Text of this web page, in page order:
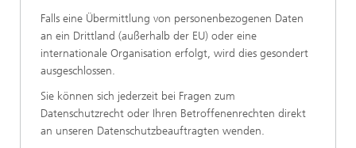
Falls eine Übermittlung von personenbezogenen Daten
an ein Drittland (außerhalb der EU) oder eine
internationale Organisation erfolgt, wird dies gesondert
ausgeschlossen.
Sie können sich jederzeit bei Fragen zum
Datenschutzrecht oder Ihren Betroffenenrechten direkt
an unseren Datenschutzbeauftragten wenden.